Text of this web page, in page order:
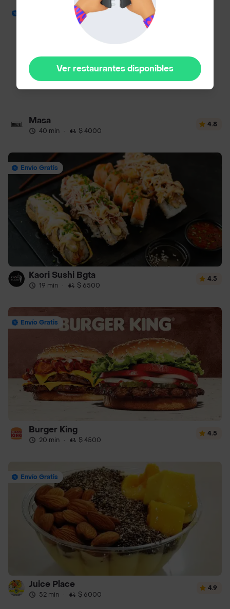
Masa
40 min · $ 4000
4.8
Envío Gratis
Kaori Sushi Bgta
19 min · $ 6500
4.5
Envío Gratis
Burger King
20 min · $ 4500
4.5
Envío Gratis
Juice Place
52 min · $ 6000
4.9
Ver restaurantes disponibles